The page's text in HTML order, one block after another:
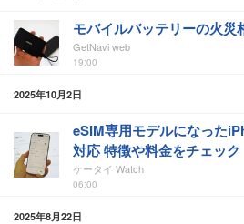
モバイルバッテリーの火災
GetNavi web
19:00
2025年10月2日
eSIM専用モデルになった
対応 特徴や料金をチェック
ケータイ Watch
06:00
2025年8月22日